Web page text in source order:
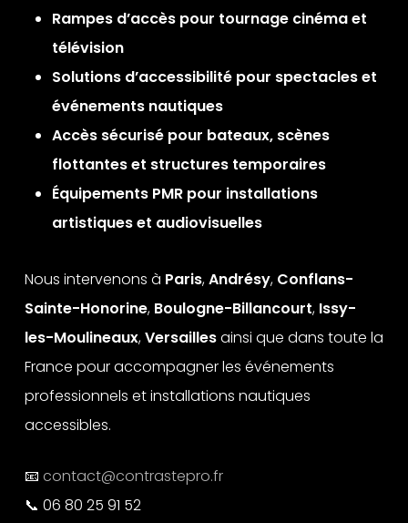
Rampes d’accès pour tournage cinéma et
télévision
Solutions d’accessibilité pour spectacles et
événements nautiques
Accès sécurisé pour bateaux, scènes
flottantes et structures temporaires
Équipements PMR pour installations
artistiques et audiovisuelles
Nous intervenons à Paris,Andrésy, Conflans-
Sainte-Honorine, Boulogne-Billancourt, Issy-
les-Moulineaux,Versaillesainsi que dans toute la
France pour accompagner les événements
professionnels et installations nautiques
accessibles.
📧 contact@contrastepro.fr
📞 06 80 25 91 52